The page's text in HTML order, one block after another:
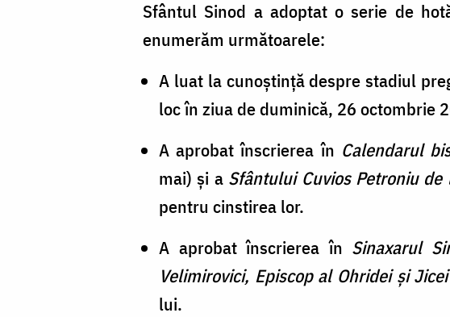
Sfântul Sinod a adoptat o serie de
enumerăm următoarele:
A luat la cunoștință despre stadiul
loc în ziua de duminică, 26 octombrie
A aprobat înscrierea în Calendarul
mai) și a Sfântului Cuvios Petroniu de
pentru cinstirea lor.
A aprobat înscrierea în Sinaxarul
Velimirovici, Episcop al Ohridei și Jicei
lui.